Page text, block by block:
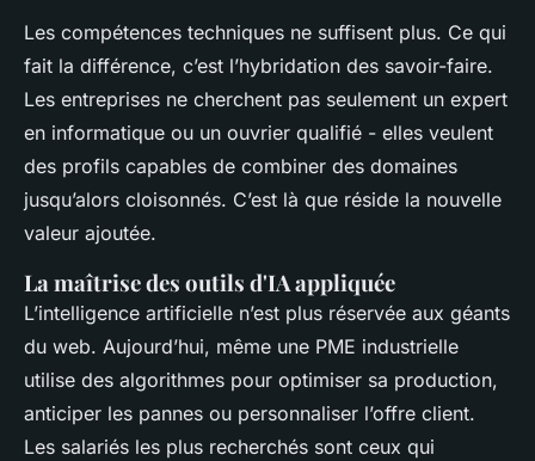
Les compétences techniques ne suffisent plus. Ce qui
fait la différence, c’est l’hybridation des savoir-faire.
Les entreprises ne cherchent pas seulement un expert
en informatique ou un ouvrier qualifié - elles veulent
des profils capables de combiner des domaines
jusqu’alors cloisonnés. C’est là que réside la nouvelle
valeur ajoutée.
La maîtrise des outils d'IA appliquée
L’intelligence artificielle n’est plus réservée aux géants
du web. Aujourd’hui, même une PME industrielle
utilise des algorithmes pour optimiser sa production,
anticiper les pannes ou personnaliser l’offre client.
Les salariés les plus recherchés sont ceux qui